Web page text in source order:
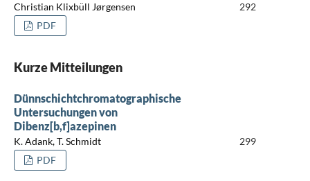
Christian Klixbüll Jørgensen
292
PDF
Kurze Mitteilungen
Dünnschichtchromatographische
Untersuchungen von
Dibenz[b,f]azepinen
K. Adank, T. Schmidt
299
PDF